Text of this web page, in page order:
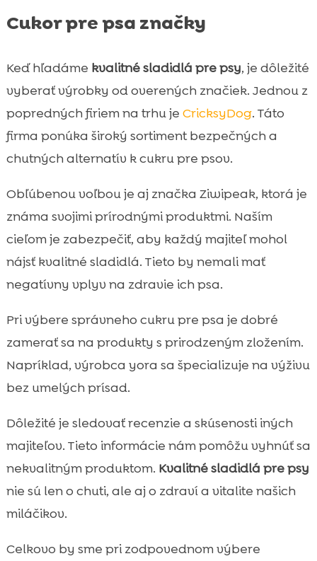
Cukor pre psa značky
Keď hľadáme kvalitné sladidlá pre psy, je dôležité
vyberať výrobky od overených značiek. Jednou z
popredných firiem na trhu je CricksyDog. Táto
firma ponúka široký sortiment bezpečných a
chutných alternatív k cukru pre psov.
Obľúbenou voľbou je aj značka Ziwipeak, ktorá je
známa svojimi prírodnými produktmi. Naším
cieľom je zabezpečiť, aby každý majiteľ mohol
nájsť kvalitné sladidlá. Tieto by nemali mať
negatívny vplyv na zdravie ich psa.
Pri výbere správneho cukru pre psa je dobré
zamerať sa na produkty s prirodzeným zložením.
Napríklad, výrobca yora sa špecializuje na výživu
bez umelých prísad.
Dôležité je sledovať recenzie a skúsenosti iných
majiteľov. Tieto informácie nám pomôžu vyhnúť sa
nekvalitným produktom. Kvalitné sladidlá pre psy
nie sú len o chuti, ale aj o zdraví a vitalite našich
miláčikov.
Celkovo by sme pri zodpovednom výbere